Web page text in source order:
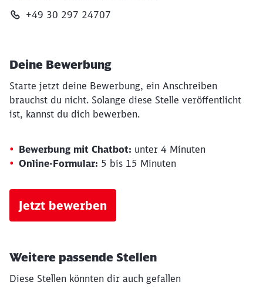
+49 30 297 24707
Deine Bewerbung
Starte jetzt deine Bewerbung, ein Anschreiben
brauchst du nicht. Solange diese Stelle veröffentlicht
ist, kannst du dich bewerben.
Bewerbung mit Chatbot: unter 4 Minuten
Online-Formular: 5 bis 15 Minuten
Jetzt bewerben
Weitere passende Stellen
Diese Stellen könnten dir auch gefallen